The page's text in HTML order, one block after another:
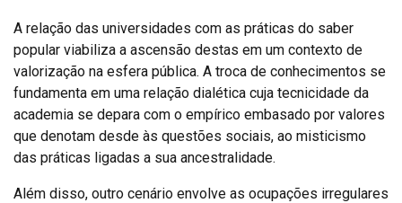
A relação das universidades com as práticas do saber
popular viabiliza a ascensão destas em um contexto de
valorização na esfera pública. A troca de conhecimentos se
fundamenta em uma relação dialética cuja tecnicidade da
academia se depara com o empírico embasado por valores
que denotam desde às questões sociais, ao misticismo
das práticas ligadas a sua ancestralidade.
Além disso, outro cenário envolve as ocupações irregulares